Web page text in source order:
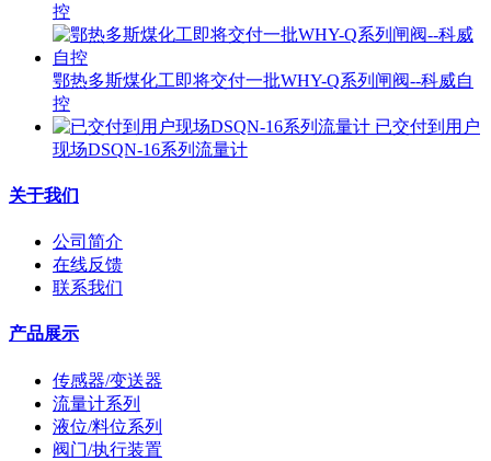
控
鄂热多斯煤化工即将交付一批WHY-Q系列闸阀--科威自
控
已交付到用户
现场DSQN-16系列流量计
关于我们
公司简介
在线反馈
联系我们
产品展示
传感器/变送器
流量计系列
液位/料位系列
阀门/执行装置